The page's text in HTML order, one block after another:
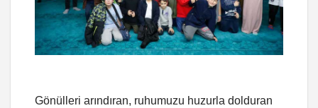
Gönülleri arındıran, ruhumuzu huzurla dolduran